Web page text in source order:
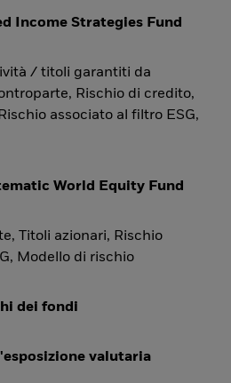
Income Strategies Fund
/ titoli garantiti da
Rischio di credito,
associato al filtro ESG,
World Equity Fund
Titoli azionari, Rischio
Modello di rischio
dei fondi
valutaria